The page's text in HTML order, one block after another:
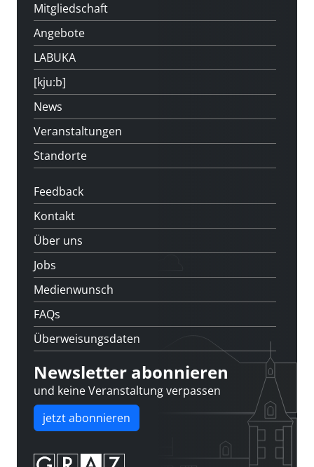
Mitgliedschaft
Angebote
LABUKA
[kju:b]
News
Veranstaltungen
Standorte
Feedback
Kontakt
Über uns
Jobs
Medienwunsch
FAQs
Überweisungsdaten
Newsletter abonnieren
und keine Veranstaltung verpassen
jetzt abonnieren